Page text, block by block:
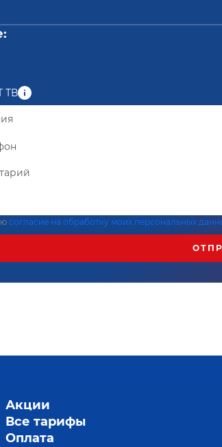
ТВ
согласие на обработку моих персональных
Акции
Все тарифы
Оплата